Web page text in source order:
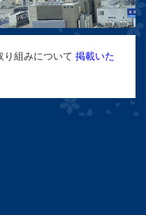
り組みについて 掲載いた